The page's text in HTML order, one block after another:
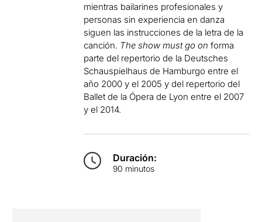
mientras bailarines profesionales y
personas sin experiencia en danza
siguen las instrucciones de la letra de la
canción. The show must go on forma
parte del repertorio de la Deutsches
Schauspielhaus de Hamburgo entre el
año 2000 y el 2005 y del repertorio del
Ballet de la Ópera de Lyon entre el 2007
y el 2014.
Duración:
90 minutos